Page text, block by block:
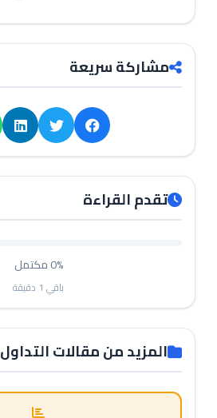
مشاركة سريعة
تقدم القراءة
0%مكتمل
باقي 1 دقيقة
المزيد من مقالات التداول